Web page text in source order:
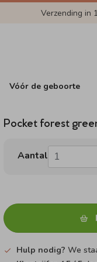
Verzending in
Vóór de geboorte
Pocket forest
Aantal
Hulp nodig?We